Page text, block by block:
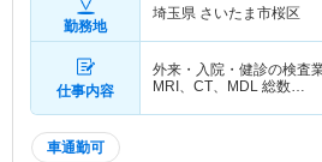
勤務地
埼玉県 さいたま市桜区
仕事内容
外来・入院・健診の検査
MRI、CT、MDL 総数…
車通勤可